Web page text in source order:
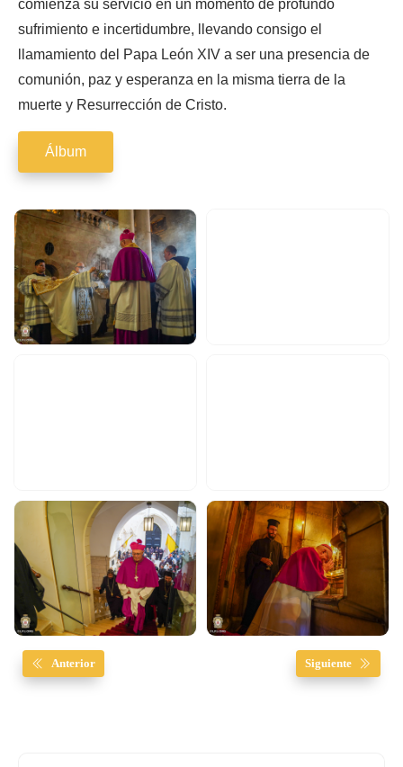
sufrimiento e incertidumbre, llevando consigo el
llamamiento del Papa León XIV a ser una presencia de
comunión, paz y esperanza en la misma tierra de la
muerte y Resurrección de Cristo.
Álbum
Anterior Siguiente